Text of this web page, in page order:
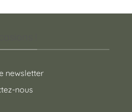
newsletter
nous